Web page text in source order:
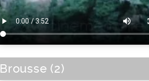
Brousse (2)